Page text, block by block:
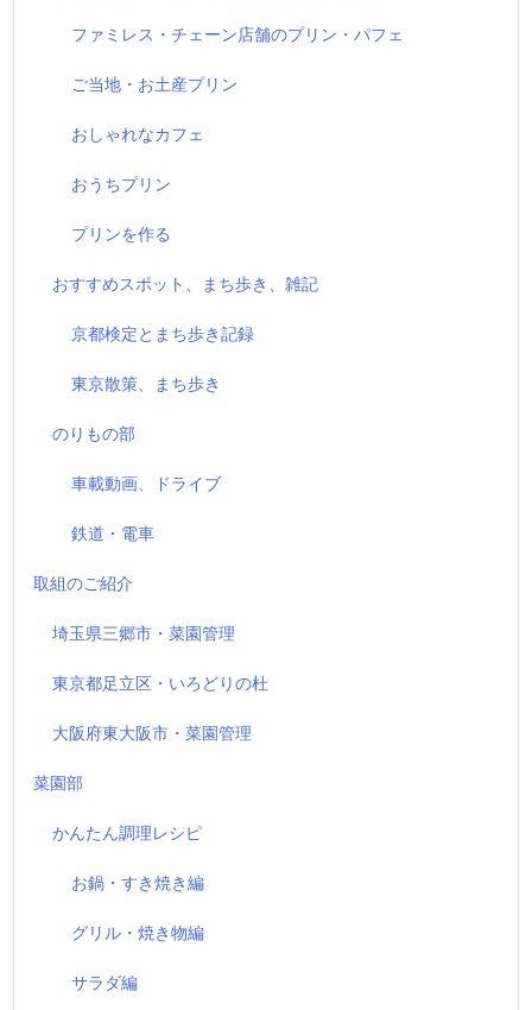
ファミレス・チェーン店舗のプリン・パフェ
ご当地・お土産プリン
おしゃれなカフェ
おうちプリン
プリンを作る
おすすめスポット、まち歩き、雑記
京都検定とまち歩き記録
東京散策、まち歩き
のりもの部
車載動画、ドライブ
鉄道・電車
取組のご紹介
埼玉県三郷市・菜園管理
東京都足立区・いろどりの杜
大阪府東大阪市・菜園管理
菜園部
かんたん調理レシピ
お鍋・すき焼き編
グリル・焼き物編
サラダ編